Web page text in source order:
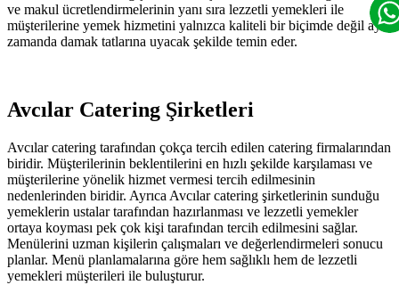
ve makul ücretlendirmelerinin yanı sıra lezzetli yemekleri ile
müşterilerine yemek hizmetini yalnızca kaliteli bir biçimde değil aynı
zamanda damak tatlarına uyacak şekilde temin eder.
Avcılar Catering Şirketleri
Avcılar catering tarafından çokça tercih edilen catering firmalarından
biridir. Müşterilerinin beklentilerini en hızlı şekilde karşılaması ve
müşterilerine yönelik hizmet vermesi tercih edilmesinin
nedenlerinden biridir. Ayrıca Avcılar catering şirketlerinin sunduğu
yemeklerin ustalar tarafından hazırlanması ve lezzetli yemekler
ortaya koyması pek çok kişi tarafından tercih edilmesini sağlar.
Menülerini uzman kişilerin çalışmaları ve değerlendirmeleri sonucu
planlar. Menü planlamalarına göre hem sağlıklı hem de lezzetli
yemekleri müşterileri ile buluşturur.